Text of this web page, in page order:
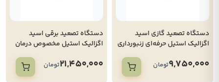
دستگاه تصعید گازی اسید
اگزالیک استیل حرفه‌ای زنبورداری
9,750,000تومان
دستگاه تصعید برقی اسید
اگزالیک استیل مخصوص درمان
21,450,000تومان